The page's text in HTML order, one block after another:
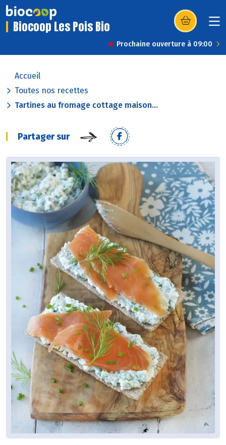
Biocoop Les Pois Bio (s’ouvre dans
Prochaine ouverture à 09:00
Accueil
Toutes nos recettes
Tartines au fromage cottage maison...
Partager sur